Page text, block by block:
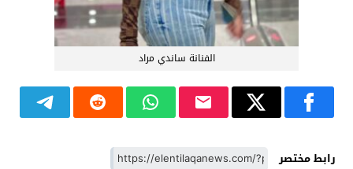
الفنانة ساندي مراد
رابط مختصر